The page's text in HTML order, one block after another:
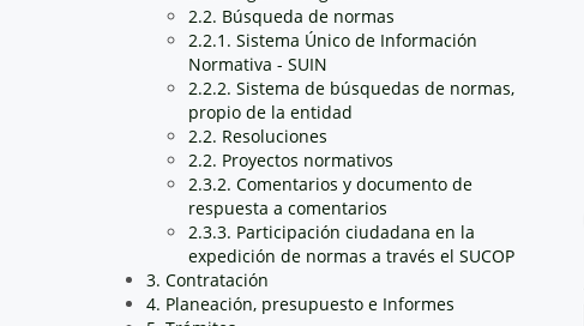
2.2. Búsqueda de normas
2.2.1. Sistema Único de Información
Normativa - SUIN
2.2.2. Sistema de búsquedas de normas,
propio de la entidad
2.2. Resoluciones
2.2. Proyectos normativos
2.3.2. Comentarios y documento de
respuesta a comentarios
2.3.3. Participación ciudadana en la
expedición de normas a través el SUCOP
3. Contratación
4. Planeación, presupuesto e Informes